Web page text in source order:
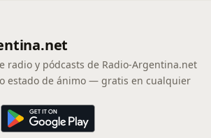
radio y pódcasts de Radio-Argentina.net
estado de ánimo — gratis en cualquier